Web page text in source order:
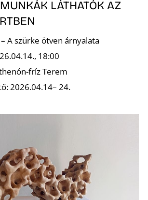
LÁTHATÓK AZ
A szürke ötven árnyalata
18:00
fríz Terem
2026.04.14– 24.